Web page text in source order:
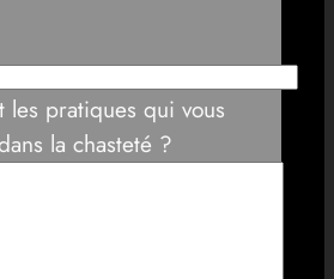
les pratiques qui vous
la chasteté ?